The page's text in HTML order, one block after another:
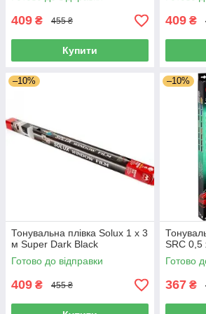
409 ₴ 455 ₴
Купити
409 ₴
–10%
Тонувальна плівка Solux 1 х 3
м Super Dark Black
Готово до відправки
409 ₴ 455 ₴
–10%
SRC 0,5
Готово
367 ₴